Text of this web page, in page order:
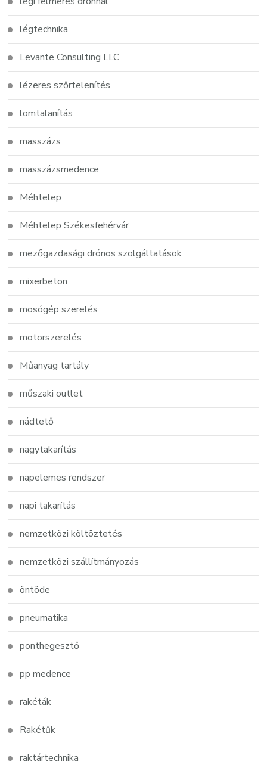
légtechnika
Levante Consulting LLC
lézeres szőrtelenítés
lomtalanítás
masszázs
masszázsmedence
Méhtelep
Méhtelep Székesfehérvár
mezőgazdasági drónos szolgáltatások
mixerbeton
mosógép szerelés
motorszerelés
Műanyag tartály
műszaki outlet
nádtető
nagytakarítás
napelemes rendszer
napi takarítás
nemzetközi költöztetés
nemzetközi szállítmányozás
öntöde
pneumatika
ponthegesztő
pp medence
rakéták
Rakétűk
raktártechnika